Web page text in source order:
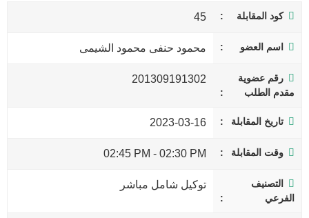
كود المقابلة 45
اسم العضو محمود حنفى محمود الشيمى
رقم عضوية
مقدم الطلب
201309191302
تاريخ المقابلة 2023-03-16
وقت المقابلة 02:30 PM
-
02:45 PM
التصنيف
الفرعي
توكيل شامل مباشر